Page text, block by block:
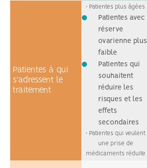
Patientes à qui
s'adressent le
traitement
• Patientes plus âgées
Patientes avec
réserve
ovarienne plus
faible
Patientes qui
souhaitent
réduire les
risques et les
effets
secondaires
• Patientes qui veulent
une prise de
médicaments réduite